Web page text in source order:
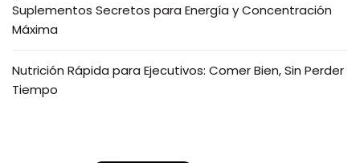
Suplementos Secretos para Energía y Concentración
Máxima
Nutrición Rápida para Ejecutivos: Comer Bien, Sin Perder
Tiempo